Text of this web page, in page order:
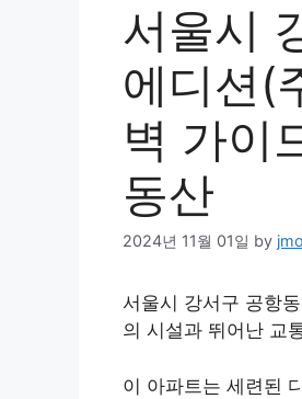
서울시
에디션(
벽 가이
동산
2024년 11월 01일 by
서울시 강서구 공항
의 시설과 뛰어난 교
이 아파트는 세련된